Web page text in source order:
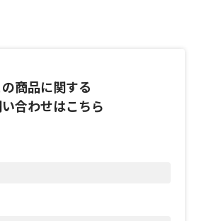
商品に関する
合わせはこちら